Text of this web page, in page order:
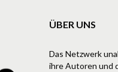
ÜBER UNS
Das Netzwerk
ihre Autoren und